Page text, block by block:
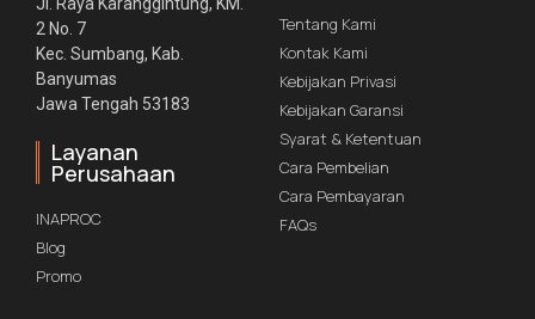
2 No. 7
Kec. Sumbang, Kab.
Banyumas
Jawa Tengah 53183
Layanan
Perusahaan
INAPROC
Blog
Promo
Tentang Kami
Kontak Kami
Kebijakan Privasi
Kebijakan Garansi
Syarat & Ketentuan
Cara Pembelian
Cara Pembayaran
FAQs